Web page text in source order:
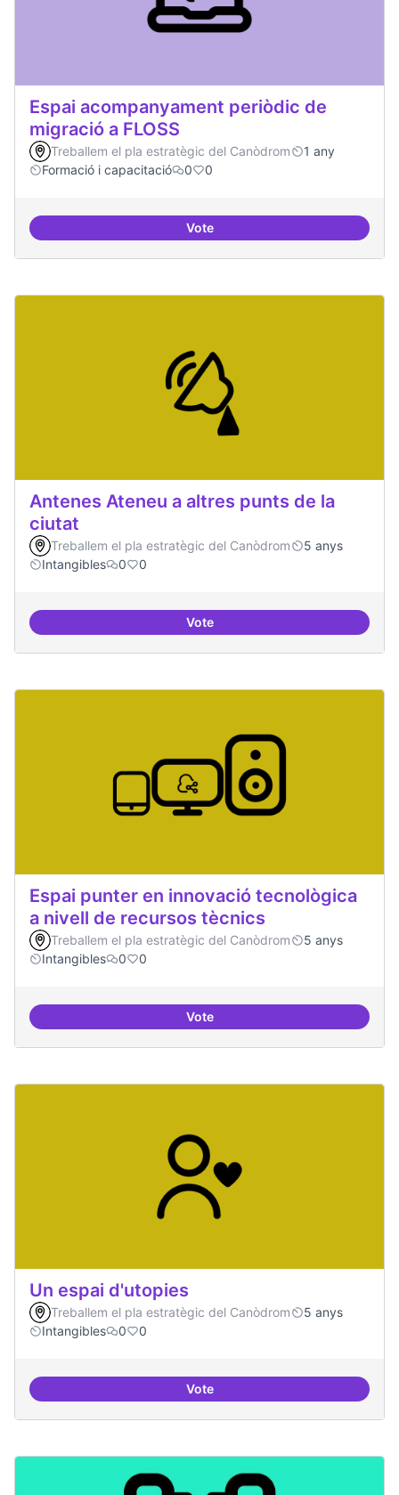
Espai acompanyament periòdic de
migració a FLOSS
Treballem el pla estratègic del Canòdrom
1 any
Formació i capacitació
0 0
VoteEspai acompanyament periòdic
Antenes Ateneu a altres punts de la
ciutat
Treballem el pla estratègic del Canòdrom
5 anys
Intangibles
0 0
VoteAntenes Ateneu a altres punts
Espai punter en innovació tecnològica
a nivell de recursos tècnics
Treballem el pla estratègic del Canòdrom
5 anys
Intangibles
0 0
VoteEspai punter en innovació
Un espai d'utopies
Treballem el pla estratègic del Canòdrom
5 anys
Intangibles
0 0
VoteUn espai d'utopies